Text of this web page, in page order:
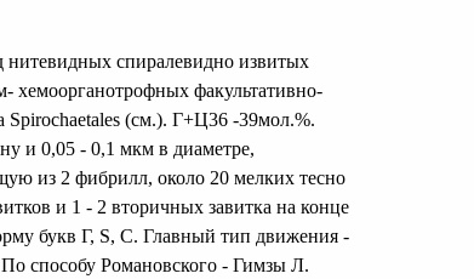
нитевидных спиралевидно извитых
хемоорганотрофных факультативно-
Spirochaetales (см.). Г+Ц36 -39мол.%.
и 0,05 - 0,1 мкм в диаметре,
из 2 фибрилл, около 20 мелких тесно
и 1 - 2 вторичных завитка на конце
букв Г, S, С. Главный тип движения -
способу Романовского - Гимзы Л.